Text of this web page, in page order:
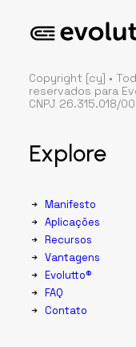
Copyright [cy] •
reservados para
CNPJ 26.315.018/
Explore
Manifesto
Aplicações
Recursos
Vantagens
Evolutto®
FAQ
Contato